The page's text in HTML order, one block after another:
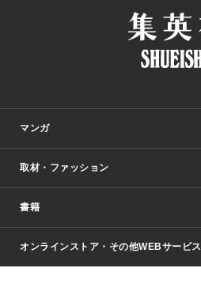
マンガ
少年マンガ
Vジャンプ
週刊ヤングジャンプ
少女マンガ
取材・ファッション
Seventeen
芸能・情報・スポーツ
書籍
文芸・文庫・総合
オンラインストア・その他WEBサービス